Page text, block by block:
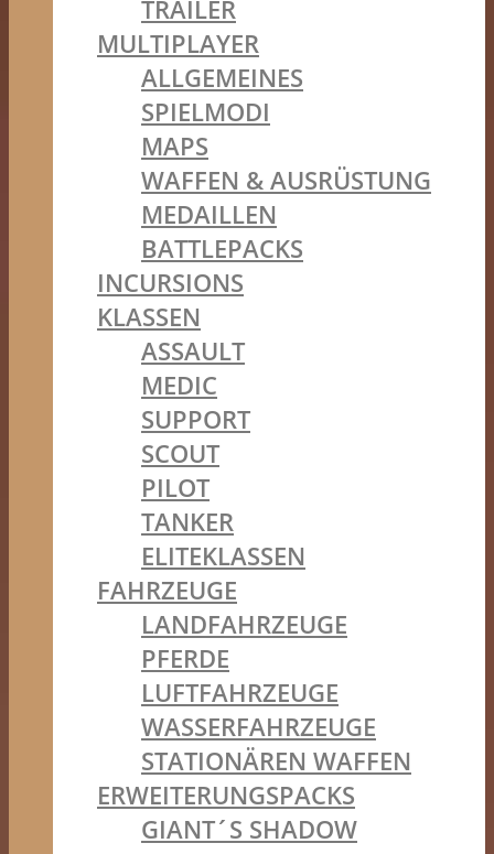
TRAILER
MULTIPLAYER
ALLGEMEINES
SPIELMODI
MAPS
WAFFEN & AUSRÜSTUNG
MEDAILLEN
BATTLEPACKS
INCURSIONS
KLASSEN
ASSAULT
MEDIC
SUPPORT
SCOUT
PILOT
TANKER
ELITEKLASSEN
FAHRZEUGE
LANDFAHRZEUGE
PFERDE
LUFTFAHRZEUGE
WASSERFAHRZEUGE
STATIONÄREN WAFFEN
ERWEITERUNGSPACKS
GIANT´S SHADOW